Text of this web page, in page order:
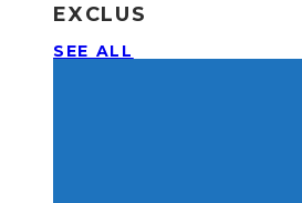
EXCLUS
SEE ALL